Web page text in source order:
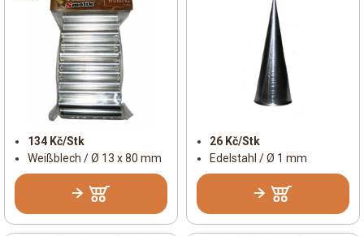
134 Kč/Stk
Weißblech / Ø 13 x 80 mm
26 Kč/Stk
Edelstahl / Ø 1 mm